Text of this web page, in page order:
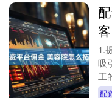
客
1.
吸
工
仅
配